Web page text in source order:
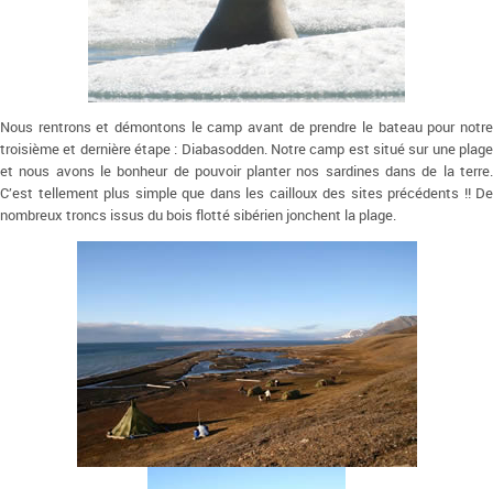
Nous rentrons et démontons le camp avant de prendre le bateau pour notre
troisième et dernière étape : Diabasodden. Notre camp est situé sur une plage
et nous avons le bonheur de pouvoir planter nos sardines dans de la terre.
C’est tellement plus simple que dans les cailloux des sites précédents !! De
nombreux troncs issus du bois flotté sibérien jonchent la plage.